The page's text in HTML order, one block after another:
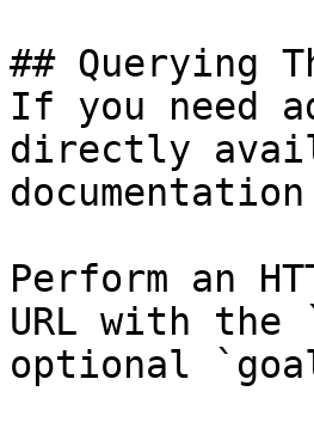
## Querying
If you need
directly
Perform an
URL with the
optional